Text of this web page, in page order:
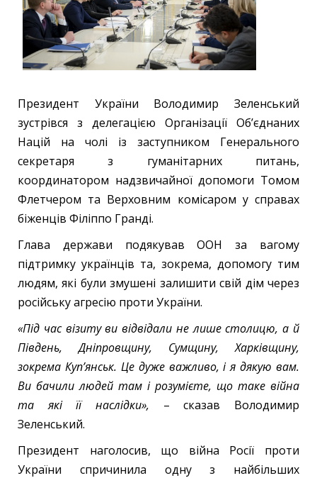
Президент України Володимир Зеленський
зустрівся з делегацією Організації Об’єднаних
Націй на чолі із заступником Генерального
секретаря з гуманітарних питань,
координатором надзвичайної допомоги Томом
Флетчером та Верховним комісаром у справах
біженців Філіппо Гранді.
Глава держави подякував ООН за вагому
підтримку українців та, зокрема, допомогу тим
людям, які були змушені залишити свій дім через
російську агресію проти України.
«Під час візиту ви відвідали не лише столицю, а й
Південь, Дніпровщину, Сумщину, Харківщину,
зокрема Куп’янськ. Це дуже важливо, і я дякую вам.
Ви бачили людей там і розумієте, що таке війна
та які її наслідки», – сказав Володимир
Зеленський.
Президент наголосив, що війна Росії проти
України спричинила одну з найбільших